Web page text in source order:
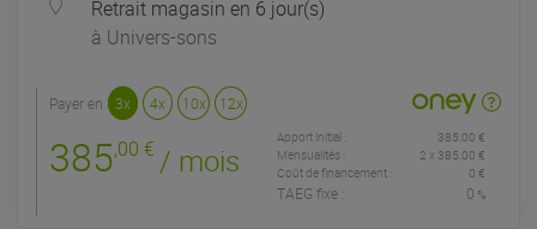
Retrait magasin en 6 jour(s)
à Univers-sons
Payer en 3x 4x 10x 12x
385,00 € / mois
Apport initial :
385.00 €
Mensualités :
2 x 385.00 €
Coût de financement :
0 €
TAEG fixe : 0 %